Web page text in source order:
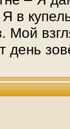
в
Мой
день